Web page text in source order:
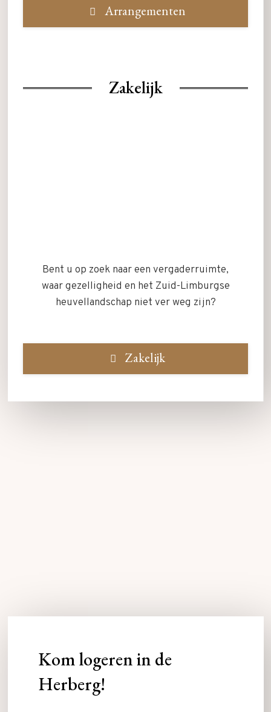
Arrangementen
Zakelijk
Bent u op zoek naar een vergaderruimte,
waar gezelligheid en het Zuid-Limburgse
heuvellandschap niet ver weg zijn?
Zakelijk
Kom logeren in de
Herberg!